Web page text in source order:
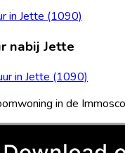
in Jette (1090)
nabij Jette
in Jette (1090)
in de